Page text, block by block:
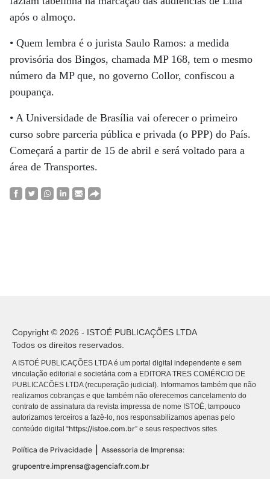
após o almoço.
• Quem lembra é o jurista Saulo Ramos: a medida
provisória dos Bingos, chamada MP 168, tem o mesmo
número da MP que, no governo Collor, confiscou a
poupança.
• A Universidade de Brasília vai oferecer o primeiro
curso sobre parceria pública e privada (o PPP) do País.
Começará a partir de 15 de abril e será voltado para a
área de Transportes.
Copyright © 2026 - ISTOÉ PUBLICAÇÕES LTDA
Todos os direitos reservados.
A ISTOÉ PUBLICAÇÕES LTDA é um portal digital independente e sem
vinculação editorial e societária com a EDITORA TRES COMÉRCIO DE
PUBLICACÕES LTDA (recuperação judicial). Informamos também que não
realizamos cobranças e que também não oferecemos cancelamento do
contrato de assinatura da revista impressa de nome ISTOÉ, tampouco
autorizamos terceiros a fazê-lo, nos responsabilizamos apenas pelo
conteúdo digital “https://istoe.com.br” e seus respectivos sites.
Política de Privacidade
Assessoria de Imprensa:
grupoentre.imprensa@agenciafr.com.br